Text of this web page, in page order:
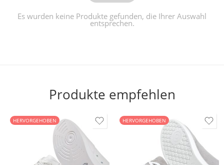
Es wurden keine Produkte gefunden, die Ihrer Auswahl
entsprechen.
Produkte empfehlen
HERVORGEHOBEN HERVORGEHOBEN